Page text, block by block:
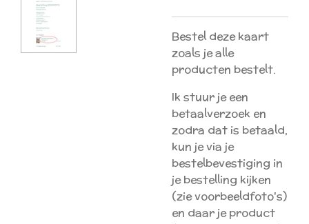
Bestel deze kaart
zoals je alle
producten bestelt.
Ik stuur je een
betaalverzoek en
zodra dat is betaald,
kun je via je
bestelbevestiging in
je bestelling kijken
(zie voorbeeldfoto's)
en daar je product